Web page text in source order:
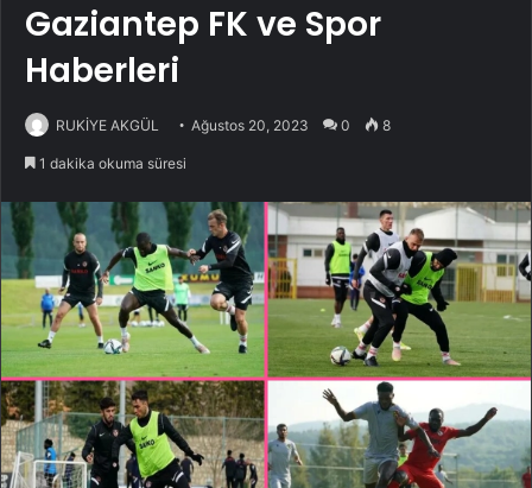
Gaziantep FK ve Spor
Haberleri
RUKİYE AKGÜL Ağustos 20, 2023 0 8
1 dakika okuma süresi